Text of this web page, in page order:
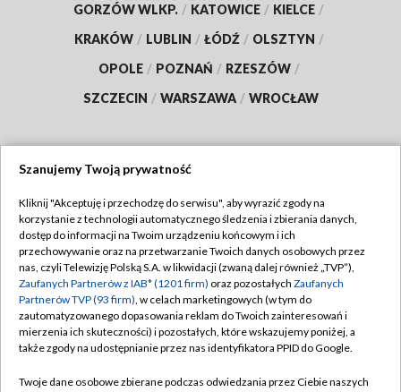
GORZÓW WLKP. / KATOWICE / KIELCE /
KRAKÓW / LUBLIN / ŁÓDŹ / OLSZTYN /
OPOLE / POZNAŃ / RZESZÓW /
SZCZECIN / WARSZAWA / WROCŁAW
TVP
Abonament TVP
Emisja w TVP
Centrum informacji TVP
Naziemna Telewizja Cyfrowa
Regulamin TVP
Polityka prywatności
Moje zgody
Pomoc
Szanujemy Twoją prywatność
Kliknij "Akceptuję i przechodzę do serwisu", aby wyrazić zgody na
korzystanie z technologii automatycznego śledzenia i zbierania danych,
dostęp do informacji na Twoim urządzeniu końcowym i ich
przechowywanie oraz na przetwarzanie Twoich danych osobowych przez
nas, czyli Telewizję Polską S.A. w likwidacji (zwaną dalej również „TVP”),
Zaufanych Partnerów z IAB* (1201 firm) oraz pozostałych Zaufanych
Partnerów TVP (93 firm), w celach marketingowych (w tym do
zautomatyzowanego dopasowania reklam do Twoich zainteresowań i
mierzenia ich skuteczności) i pozostałych, które wskazujemy poniżej, a
także zgody na udostępnianie przez nas identyfikatora PPID do Google.
Twoje dane osobowe zbierane podczas odwiedzania przez Ciebie naszych